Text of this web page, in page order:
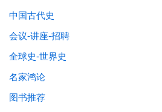
中国古代史
会议-讲座-招聘
全球史-世界史
名家鸿论
图书推荐